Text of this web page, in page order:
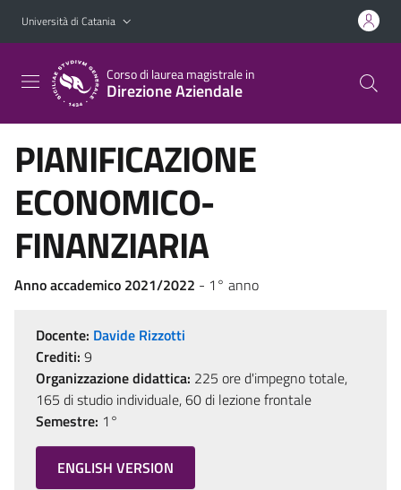
Vai al contenuto principale
Vai al menu di navigazione
Università di Catania
Corso di laurea magistrale in
Direzione Aziendale
PIANIFICAZIONE
ECONOMICO-
FINANZIARIA
Anno accademico 2021/2022 - 1° anno
Docente: Davide Rizzotti
Crediti: 9
Organizzazione didattica: 225 ore d'impegno totale,
165 di studio individuale, 60 di lezione frontale
Semestre: 1°
ENGLISH VERSION